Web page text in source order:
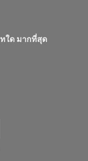
ใด มากที่สุด